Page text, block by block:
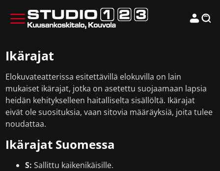
Ikärajat
Elokuvateatterissa esitettävillä elokuvilla on lain
mukaiset ikärajat, jotka on asetettu suojaamaan lapsia
heidän kehitykselleen haitalliselta sisällöltä. Ikärajat
eivät ole suosituksia, vaan sitovia määräyksiä, joita tulee
noudattaa.
Ikärajat Suomessa
S: Sallittu kaikenikäisille.